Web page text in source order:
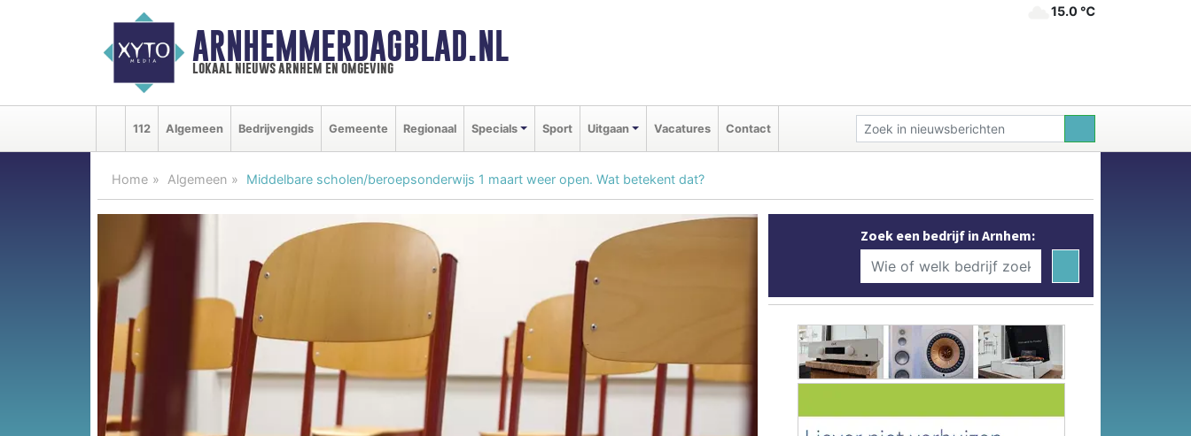
ARNHEMMERDAGBLAD.NL
lokaal nieuws arnhem en omgeving
15.0 ℃
112 Algemeen Bedrijvengids Gemeente Regionaal Specials Sport Uitgaan Vacatures Contact
Home Algemeen Middelbare scholen/beroepsonderwijs 1 maart weer open. Wat betekent dat?
Zoek een bedrijf in Arnhem: